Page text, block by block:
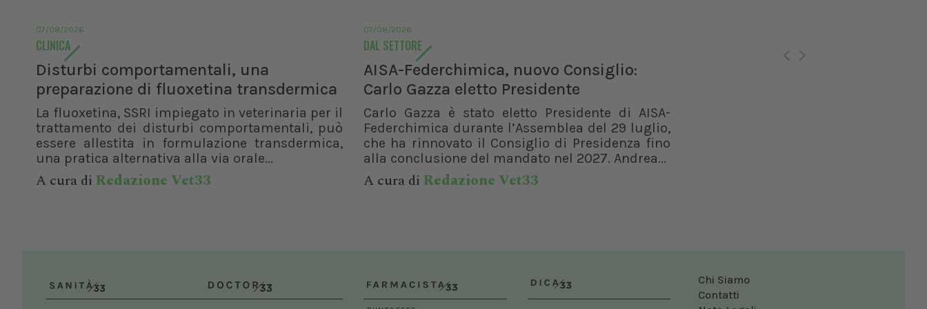
07/08/2026
CLINICA
Disturbi comportamentali, una
preparazione di fluoxetina transdermica
La fluoxetina, SSRI impiegato in veterinaria per il
trattamento dei disturbi comportamentali, può
essere allestita in formulazione transdermica,
una pratica alternativa alla via orale...
A cura di Redazione Vet33
07/08/2026
DAL SETTORE
AISA-Federchimica, nuovo Consiglio:
Carlo Gazza eletto Presidente
Carlo Gazza è stato eletto Presidente di AISA-
Federchimica durante l’Assemblea del 29 luglio,
che ha rinnovato il Consiglio di Presidenza fino
alla conclusione del mandato nel 2027. Andrea...
A cura di Redazione Vet33
Chi Siamo
Contatti